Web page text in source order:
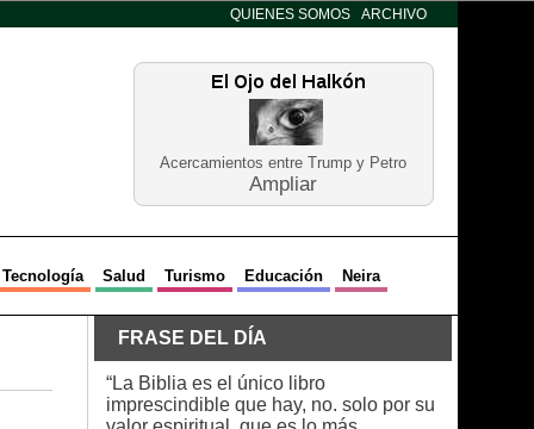
QUIENES SOMOS ARCHIVO
Acercamientos entre Trump y Petro
Ampliar
Tecnología Salud Turismo Educación Neira
FRASE DEL DÍA
“La Biblia es el único libro
imprescindible que hay, no. solo por su